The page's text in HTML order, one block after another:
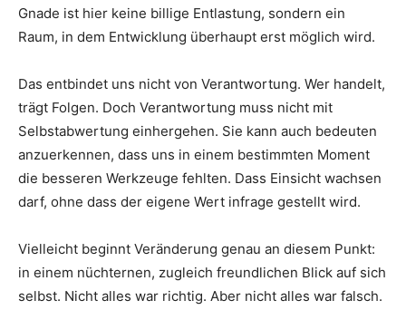
Gnade ist hier keine billige Entlastung, sondern ein
Raum, in dem Entwicklung überhaupt erst möglich wird.
Das entbindet uns nicht von Verantwortung. Wer handelt,
trägt Folgen. Doch Verantwortung muss nicht mit
Selbstabwertung einhergehen. Sie kann auch bedeuten
anzuerkennen, dass uns in einem bestimmten Moment
die besseren Werkzeuge fehlten. Dass Einsicht wachsen
darf, ohne dass der eigene Wert infrage gestellt wird.
Vielleicht beginnt Veränderung genau an diesem Punkt:
in einem nüchternen, zugleich freundlichen Blick auf sich
selbst. Nicht alles war richtig. Aber nicht alles war falsch.